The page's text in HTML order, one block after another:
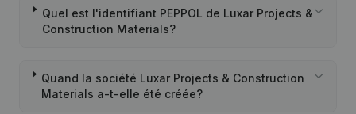
Quel est l'identifiant PEPPOL de Luxar Projects &
Construction Materials?
Quand la société Luxar Projects & Construction
Materials a-t-elle été créée?